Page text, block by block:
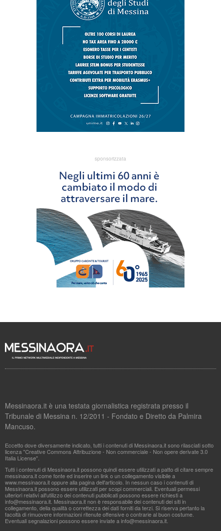
sponsorizzata
Messinaora.it è una testata giornalistica registrata presso il
Tribunale di Messina n. 12/2011 - Fondato e Diretto da Palmira
Mancuso.
Eccetto dove diversamente indicato, tutti i contenuti di Messinaora.it sono rilasciati sotto
licenza "Creative Commons Attribuzione - Non commerciale - Non opere derivate 3.0
Italia License".
Tutti i contenuti di Messinaora.it possono quindi essere utilizzati a patto di citare sempre
messinaora.it come fonte ed inserire un link o un collegamento visibile a
www.messinaora.it oppure alla pagina dell'articolo. In nessun caso i contenuti di
Messinaora.it possono essere utilizzati per scopi commerciali. Eventuali permessi
ulteriori relativi all'utilizzo dei contenuti pubblicati possono essere richiesti a
info@messinaora.it . Messinaora.it non è responsabile dei contenuti dei siti in
collegamento, della qualità o correttezza dei dati forniti da terzi. Si riserva pertanto la
facoltà di rimuovere informazioni ritenute offensive o contrarie al buon costume.
Eventuali segnalazioni possono essere inviate ainfo@messinaora.it